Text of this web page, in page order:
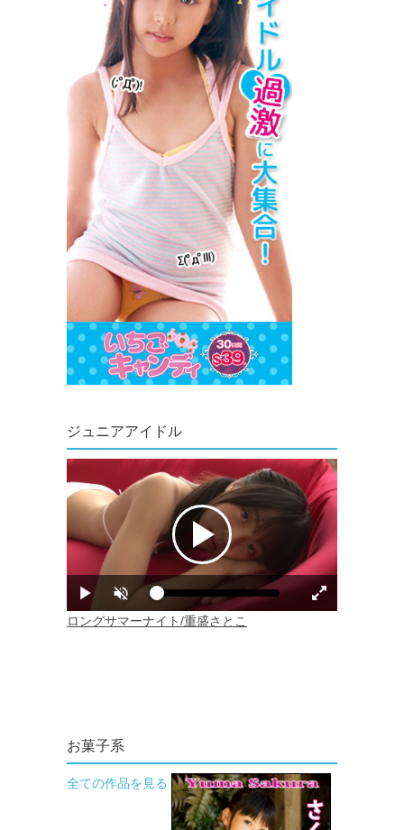
ジュニアアイドル
お菓子系
全ての作品を見る